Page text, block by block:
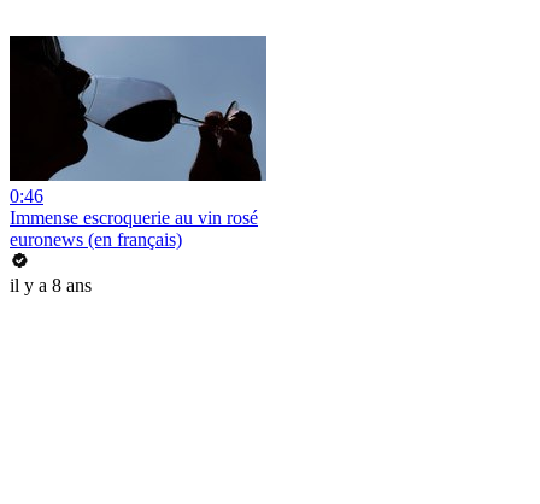
0:46
Immense escroquerie au vin rosé
euronews (en français)
il y a 8 ans